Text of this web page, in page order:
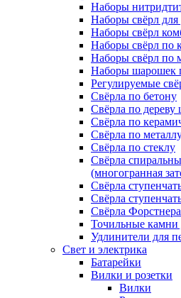
Наборы
Наборы свёрл для
Наборы свёрл
Наборы свёрл по
Наборы свёрл по
Наборы шарошек
Регулируемые
Свёрла по бетону
Свёрла по дереву
Свёрла по
Свёрла по
Свёрла по стеклу
Свёрла
(многогранная
Свёрла
Свёрла
Свёрла
Точильные камни
Удлинители для
Свет и электрика
Батарейки
Вилки и розетки
Вилки